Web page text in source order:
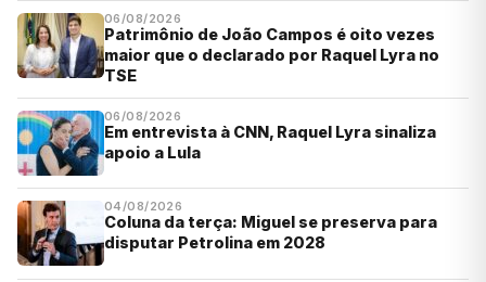
06/08/2026
Patrimônio de João Campos é oito vezes
maior que o declarado por Raquel Lyra no
TSE
06/08/2026
Em entrevista à CNN, Raquel Lyra sinaliza
apoio a Lula
04/08/2026
Coluna da terça: Miguel se preserva para
disputar Petrolina em 2028